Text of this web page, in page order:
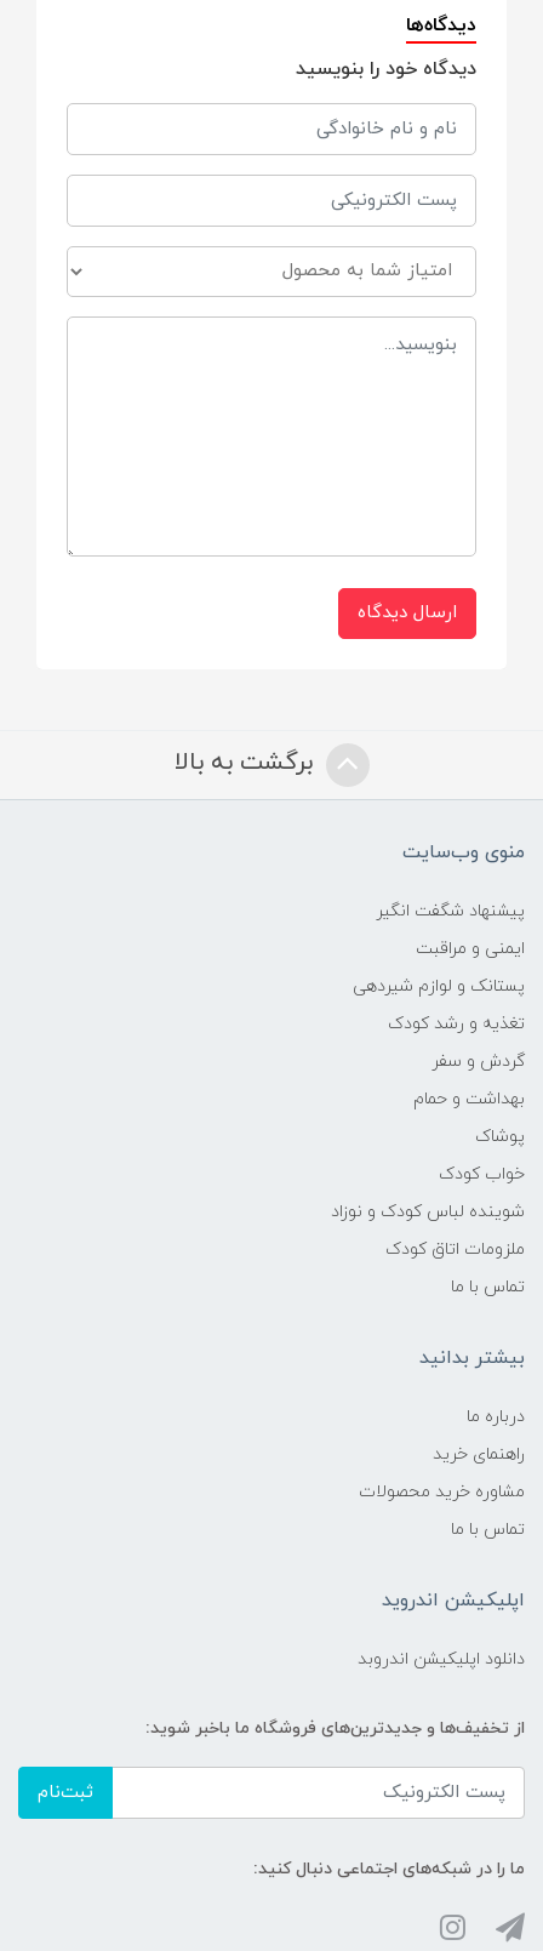
مناسب
جهت استفاده در انواع ماشین های لباسشویی
دیدگاه‌ها
دیدگاه خود را بنویسید
ارسال دیدگاه
برگشت به بالا
منوی وب‌سایت
پیشنهاد شگفت انگیر
ایمنی و مراقبت
پستانک و لوازم شیردهی
تغذیه و رشد کودک
گردش و سفر
بهداشت و حمام
پوشاک
خواب کودک
شوینده لباس کودک و نوزاد
ملزومات اتاق کودک
تماس با ما
بیشتر بدانید
درباره ما
راهنمای خرید
مشاوره خرید محصولات
تماس با ما
اپلیکیشن اندروید
دانلود اپلیکیشن اندروبد
از تخفیف‌ها و جدیدترین‌های فروشگاه ما باخبر شوید:
ثبت‌نام
ما را در شبکه‌های اجتماعی دنبال کنید: